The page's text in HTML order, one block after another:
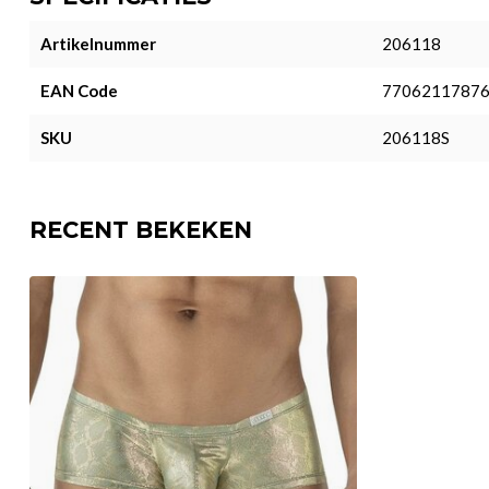
Artikelnummer 206118
EAN Code
SKU 206118S
RECENT BEKEKEN